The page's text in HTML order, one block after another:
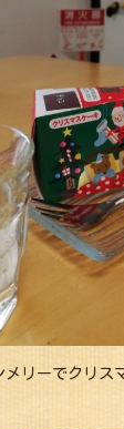
リーでクリス